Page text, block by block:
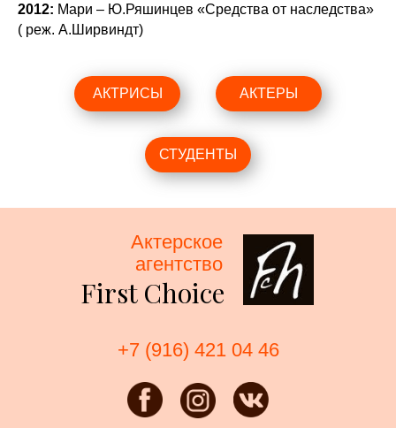
2012: Мари – Ю.Ряшинцев «Средства от наследства»
( реж. А.Ширвиндт)
АКТЕРЫ
АКТРИСЫ
СТУДЕНТЫ
Актерское
агентство
First Choice
+7 (916) 421 04 46